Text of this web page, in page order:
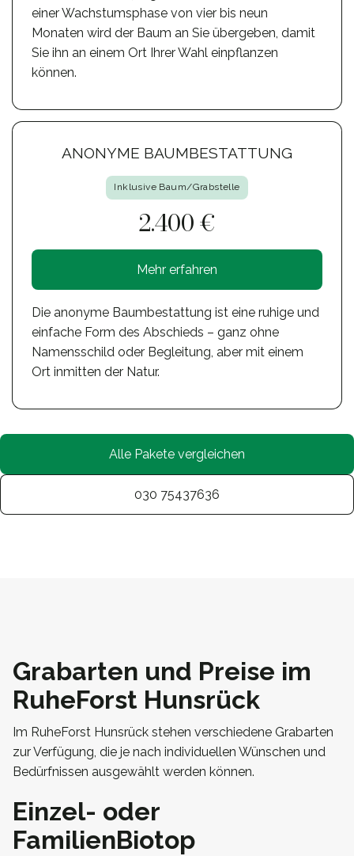
einer Wachstumsphase von vier bis neun
Monaten wird der Baum an Sie übergeben, damit
Sie ihn an einem Ort Ihrer Wahl einpflanzen
können.
ANONYME BAUMBESTATTUNG
Inklusive Baum/Grabstelle
2.400 €
Mehr erfahren
Die anonyme Baumbestattung ist eine ruhige und
einfache Form des Abschieds – ganz ohne
Namensschild oder Begleitung, aber mit einem
Ort inmitten der Natur.
Alle Pakete vergleichen
030 75437636
Grabarten und Preise im
RuheForst Hunsrück
Im RuheForst Hunsrück stehen verschiedene Grabarten
zur Verfügung, die je nach individuellen Wünschen und
Bedürfnissen ausgewählt werden können.
Einzel- oder
FamilienBiotop